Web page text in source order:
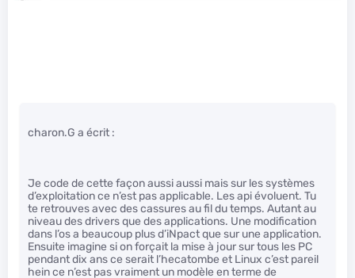
charon.G a écrit :
Je code de cette façon aussi aussi mais sur les systèmes
d’exploitation ce n’est pas applicable. Les api évoluent. Tu
te retrouves avec des cassures au fil du temps. Autant au
niveau des drivers que des applications. Une modification
dans l’os a beaucoup plus d’iNpact que sur une application.
Ensuite imagine si on forçait la mise à jour sur tous les PC
pendant dix ans ce serait l’hecatombe et Linux c’est pareil
hein ce n’est pas vraiment un modèle en terme de